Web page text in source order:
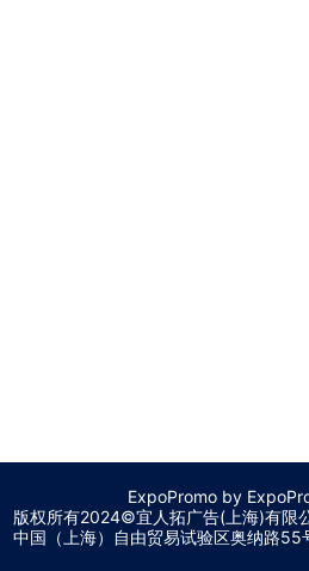
ExpoPromo by
版权所有2024©宜人拓广告(上海)有限
中国（上海）自由贸易试验区奥纳路55